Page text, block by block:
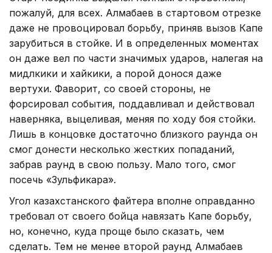
пожалуй, для всех. Алмабаев в стартовом отрезке
даже не провоцировал борьбу, приняв вызов Капе
зарубиться в стойке. И в определенных моментах
он даже вел по части значимых ударов, налегая на
мидлкики и хайкики, а порой донося даже
вертухи. Фаворит, со своей стороны, не
форсировал события, поддавливал и действовал
наверняка, выцеливая, меняя по ходу боя стойки.
Лишь в концовке достаточно близкого раунда он
смог донести несколько жестких попаданий,
забрав раунд в свою пользу. Мало того, смог
посечь «Зульфикара».
Угол казахстанского файтера вполне оправданно
требовал от своего бойца навязать Капе борьбу,
но, конечно, куда проще было сказать, чем
сделать. Тем не менее второй раунд Алмабаев